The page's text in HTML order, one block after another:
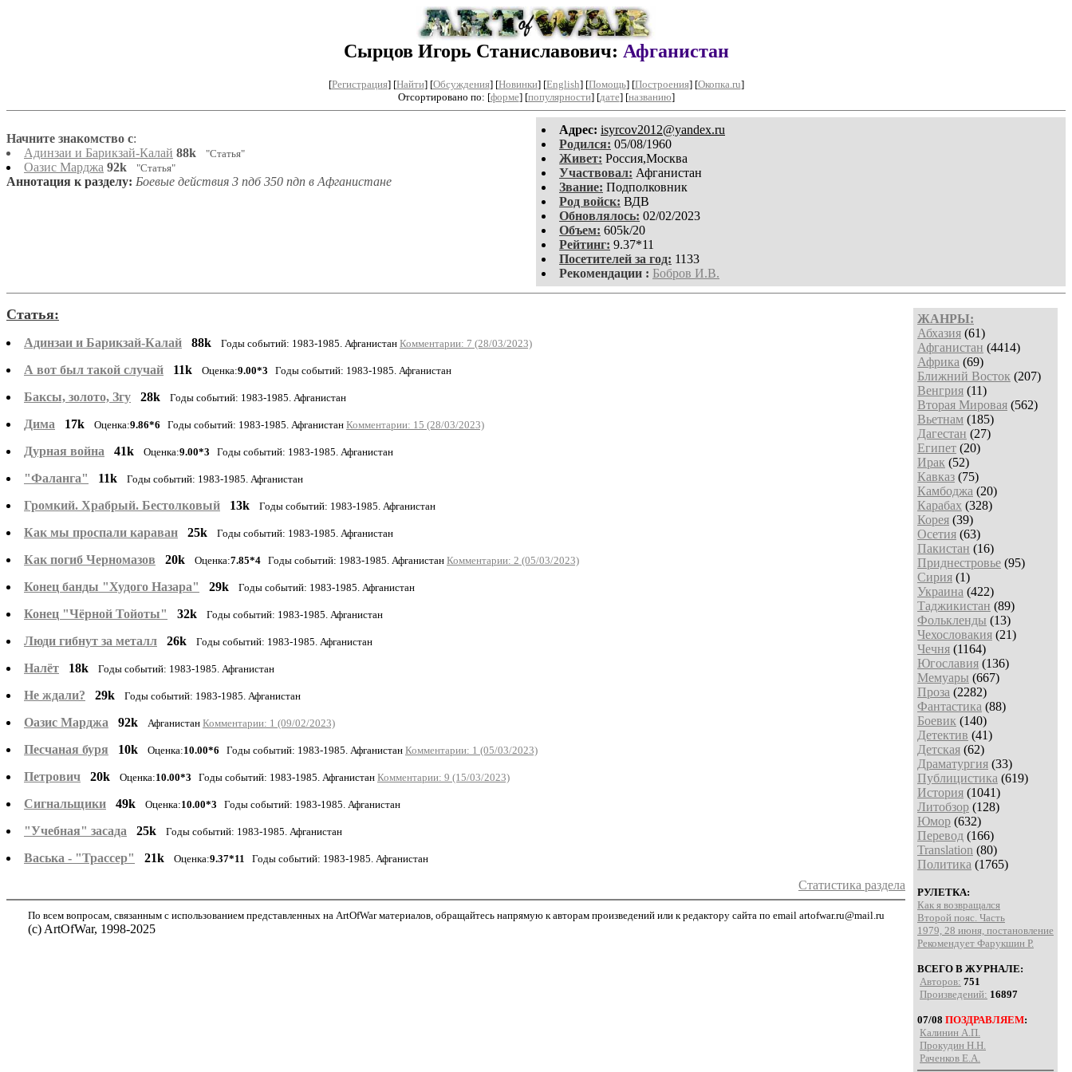
Сырцов Игорь Станиславович: Афганистан
[Регистрация] [Найти] [Обсуждения] [Новинки] [English] [Помощь] [Построения] [Окопка.ru]
Отсортировано по: [форме] [популярности] [дате] [названию]
Aдpeс: isyrcov2012@yandex.ru
Родился: 05/08/1960
Живет: Россия,Москва
Участвовал: Афганистан
Звание: Подполковник
Род войск: ВДВ
Обновлялось: 02/02/2023
Объем: 605k/20
Рейтинг: 9.37*11
Посетителей за год: 1133
Рекомендации : Бобров И.В.
Начните знакомство с:
Адинзаи и Барикзай-Калай 88k "Статья"
Оазис Марджа 92k "Статья"
Аннотация к разделу: Боевые действия 3 пдб 350 пдп в Афганистане
ЖАНРЫ:
Абхазия (61)
Афганистан (4414)
Африка (69)
Ближний Восток (207)
Венгрия (11)
Вторая Мировая (562)
Вьетнам (185)
Дагестан (27)
Египет (20)
Ирак (52)
Кавказ (75)
Камбоджа (20)
Карабах (328)
Корея (39)
Осетия (63)
Пакистан (16)
Приднестровье (95)
Сирия (1)
Украина (422)
Таджикистан (89)
Фолькленды (13)
Чехословакия (21)
Чечня (1164)
Югославия (136)
Мемуары (667)
Проза (2282)
Фантастика (88)
Боевик (140)
Детектив (41)
Детская (62)
Драматургия (33)
Публицистика (619)
История (1041)
Литобзор (128)
Юмор (632)
Перевод (166)
Translation (80)
Политика (1765)
РУЛЕТКА:
Как я возвращался
Второй пояс. Часть
1979, 28 июня, постановление
Рекомендует Фарукшин Р.
ВСЕГО В ЖУРНАЛЕ:
Авторов: 751
Произведений: 16897
07/08 ПОЗДРАВЛЯЕМ:
Калинин А.П.
Прокудин Н.Н.
Раченков Е.А.
Статья:
Адинзаи и Барикзай-Калай 88k Годы событий: 1983-1985. Афганистан Комментарии: 7 (28/03/2023)
А вот был такой случай 11k Оценка:9.00*3 Годы событий: 1983-1985. Афганистан
Баксы, золото, Згу 28k Годы событий: 1983-1985. Афганистан
Дима 17k Оценка:9.86*6 Годы событий: 1983-1985. Афганистан Комментарии: 15 (28/03/2023)
Дурная война 41k Оценка:9.00*3 Годы событий: 1983-1985. Афганистан
"Фаланга" 11k Годы событий: 1983-1985. Афганистан
Громкий. Храбрый. Бестолковый 13k Годы событий: 1983-1985. Афганистан
Как мы проспали караван 25k Годы событий: 1983-1985. Афганистан
Как погиб Черномазов 20k Оценка:7.85*4 Годы событий: 1983-1985. Афганистан Комментарии: 2 (05/03/2023)
Конец банды "Худого Назара" 29k Годы событий: 1983-1985. Афганистан
Конец "Чёрной Тойоты" 32k Годы событий: 1983-1985. Афганистан
Люди гибнут за металл 26k Годы событий: 1983-1985. Афганистан
Налёт 18k Годы событий: 1983-1985. Афганистан
Не ждали? 29k Годы событий: 1983-1985. Афганистан
Оазис Марджа 92k Афганистан Комментарии: 1 (09/02/2023)
Песчаная буря 10k Оценка:10.00*6 Годы событий: 1983-1985. Афганистан Комментарии: 1 (05/03/2023)
Петрович 20k Оценка:10.00*3 Годы событий: 1983-1985. Афганистан Комментарии: 9 (15/03/2023)
Сигнальщики 49k Оценка:10.00*3 Годы событий: 1983-1985. Афганистан
"Учебная" засада 25k Годы событий: 1983-1985. Афганистан
Васька - "Трассер" 21k Оценка:9.37*11 Годы событий: 1983-1985. Афганистан
Статистика раздела
По всем вопросам, связанным с использованием представленных на ArtOfWar материалов, обращайтесь напрямую к авторам произведений или к редактору сайта по email artofwar.ru@mail.ru
(с) ArtOfWar, 1998-2025